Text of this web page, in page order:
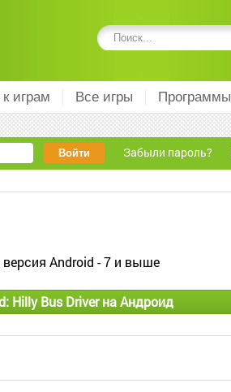
играм Все игры Программы
Забыли пароль?
версия Android - 7 и выше
Hilly Bus Driver на Андроид